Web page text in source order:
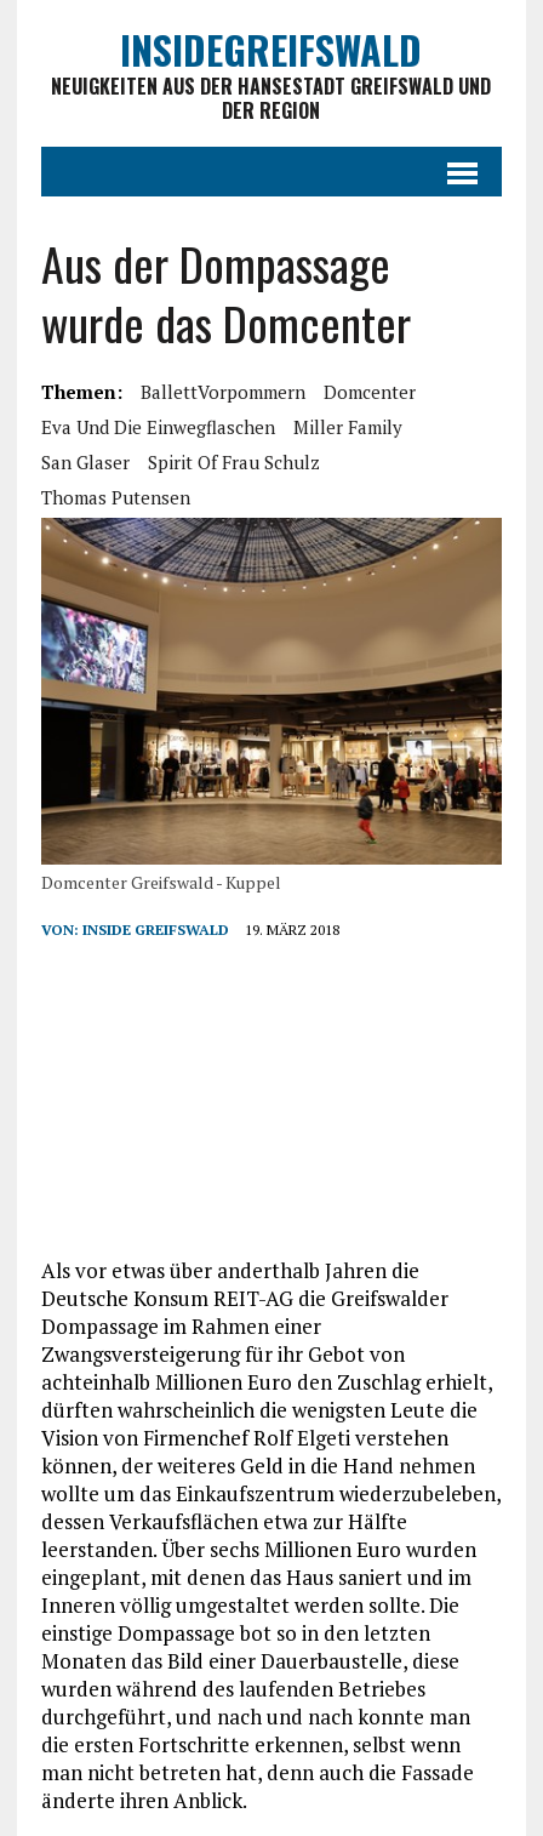
INSIDEGREIFSWALD
NEUIGKEITEN AUS DER HANSESTADT GREIFSWALD UND
DER REGION
Aus der Dompassage
wurde das Domcenter
Themen: BallettVorpommern
Domcenter
Eva Und Die Einwegflaschen
Miller Family
San Glaser
Spirit Of Frau Schulz
Thomas Putensen
Domcenter Greifswald - Kuppel
VON: INSIDE GREIFSWALD 19. MÄRZ 2018
Als vor etwas über anderthalb Jahren die
Deutsche Konsum REIT-AG die Greifswalder
Dompassage im Rahmen einer
Zwangsversteigerung für ihr Gebot von
achteinhalb Millionen Euro den Zuschlag erhielt,
dürften wahrscheinlich die wenigsten Leute die
Vision von Firmenchef Rolf Elgeti verstehen
können, der weiteres Geld in die Hand nehmen
wollte um das Einkaufszentrum wiederzubeleben,
dessen Verkaufsflächen etwa zur Hälfte
leerstanden. Über sechs Millionen Euro wurden
eingeplant, mit denen das Haus saniert und im
Inneren völlig umgestaltet werden sollte. Die
einstige Dompassage bot so in den letzten
Monaten das Bild einer Dauerbaustelle, diese
wurden während des laufenden Betriebes
durchgeführt, und nach und nach konnte man
die ersten Fortschritte erkennen, selbst wenn
man nicht betreten hat, denn auch die Fassade
änderte ihren Anblick.